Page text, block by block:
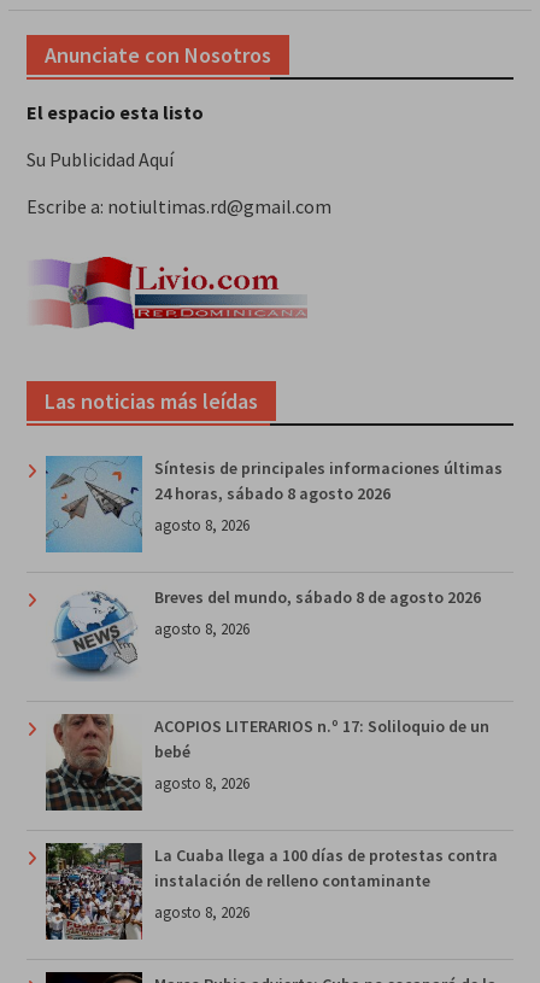
Anunciate con Nosotros
El espacio esta listo
Su Publicidad Aquí
Escribe a: notiultimas.rd@gmail.com
Las noticias más leídas
Síntesis de principales informaciones últimas
24 horas, sábado 8 agosto 2026
agosto 8, 2026
Breves del mundo, sábado 8 de agosto 2026
agosto 8, 2026
ACOPIOS LITERARIOS n.º 17: Soliloquio de un
bebé
agosto 8, 2026
La Cuaba llega a 100 días de protestas contra
instalación de relleno contaminante
agosto 8, 2026